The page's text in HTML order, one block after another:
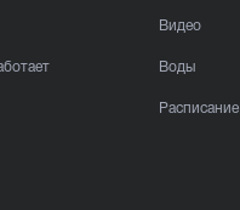
Видео
Воды
Расписание